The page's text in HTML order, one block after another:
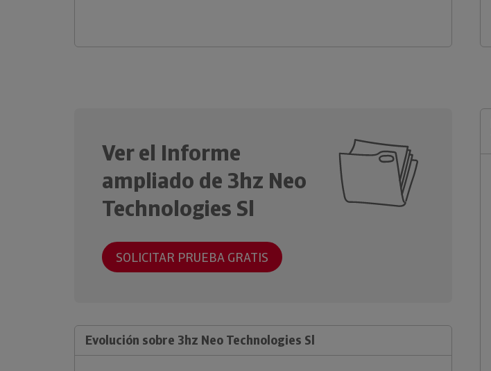
Ver el Informe
ampliado de 3hz Neo
Technologies Sl
SOLICITAR PRUEBA GRATIS
Evolución sobre 3hz Neo Technologies Sl